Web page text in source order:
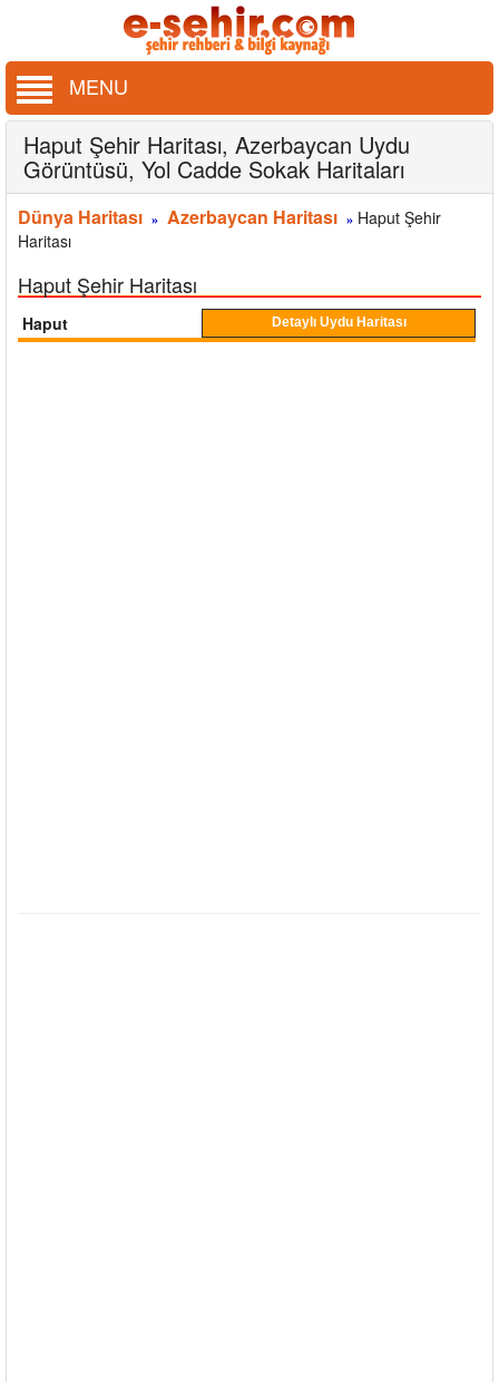
MENU
Haput Şehir Haritası, Azerbaycan Uydu
Görüntüsü, Yol Cadde Sokak Haritaları
Dünya Haritası » Azerbaycan Haritası » Haput Şehir
Haritası
Haput Şehir Haritası
Haput Detaylı Uydu Haritası